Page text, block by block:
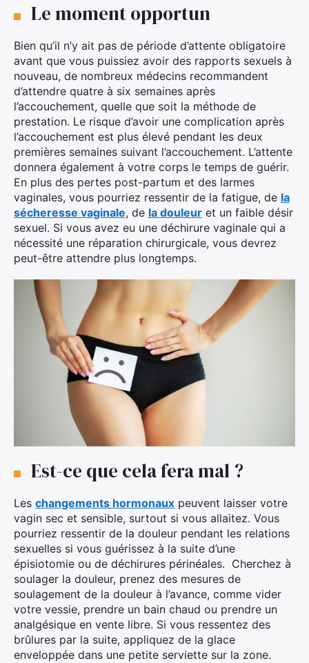
Le moment opportun
Bien qu’il n’y ait pas de période d’attente obligatoire
avant que vous puissiez avoir des rapports sexuels à
nouveau, de nombreux médecins recommandent
d’attendre quatre à six semaines après
l’accouchement, quelle que soit la méthode de
prestation. Le risque d’avoir une complication après
l’accouchement est plus élevé pendant les deux
premières semaines suivant l’accouchement. L’attente
donnera également à votre corps le temps de guérir.
En plus des pertes post-partum et des larmes
vaginales, vous pourriez ressentir de la fatigue, de la
sécheresse vaginale, de la douleur et un faible désir
sexuel. Si vous avez eu une déchirure vaginale qui a
nécessité une réparation chirurgicale, vous devrez
peut-être attendre plus longtemps.
Est-ce que cela fera mal ?
Les changements hormonaux peuvent laisser votre
vagin sec et sensible, surtout si vous allaitez. Vous
pourriez ressentir de la douleur pendant les relations
sexuelles si vous guérissez à la suite d’une
épisiotomie ou de déchirures périnéales. Cherchez à
soulager la douleur, prenez des mesures de
soulagement de la douleur à l’avance, comme vider
votre vessie, prendre un bain chaud ou prendre un
analgésique en vente libre. Si vous ressentez des
brûlures par la suite, appliquez de la glace
enveloppée dans une petite serviette sur la zone.